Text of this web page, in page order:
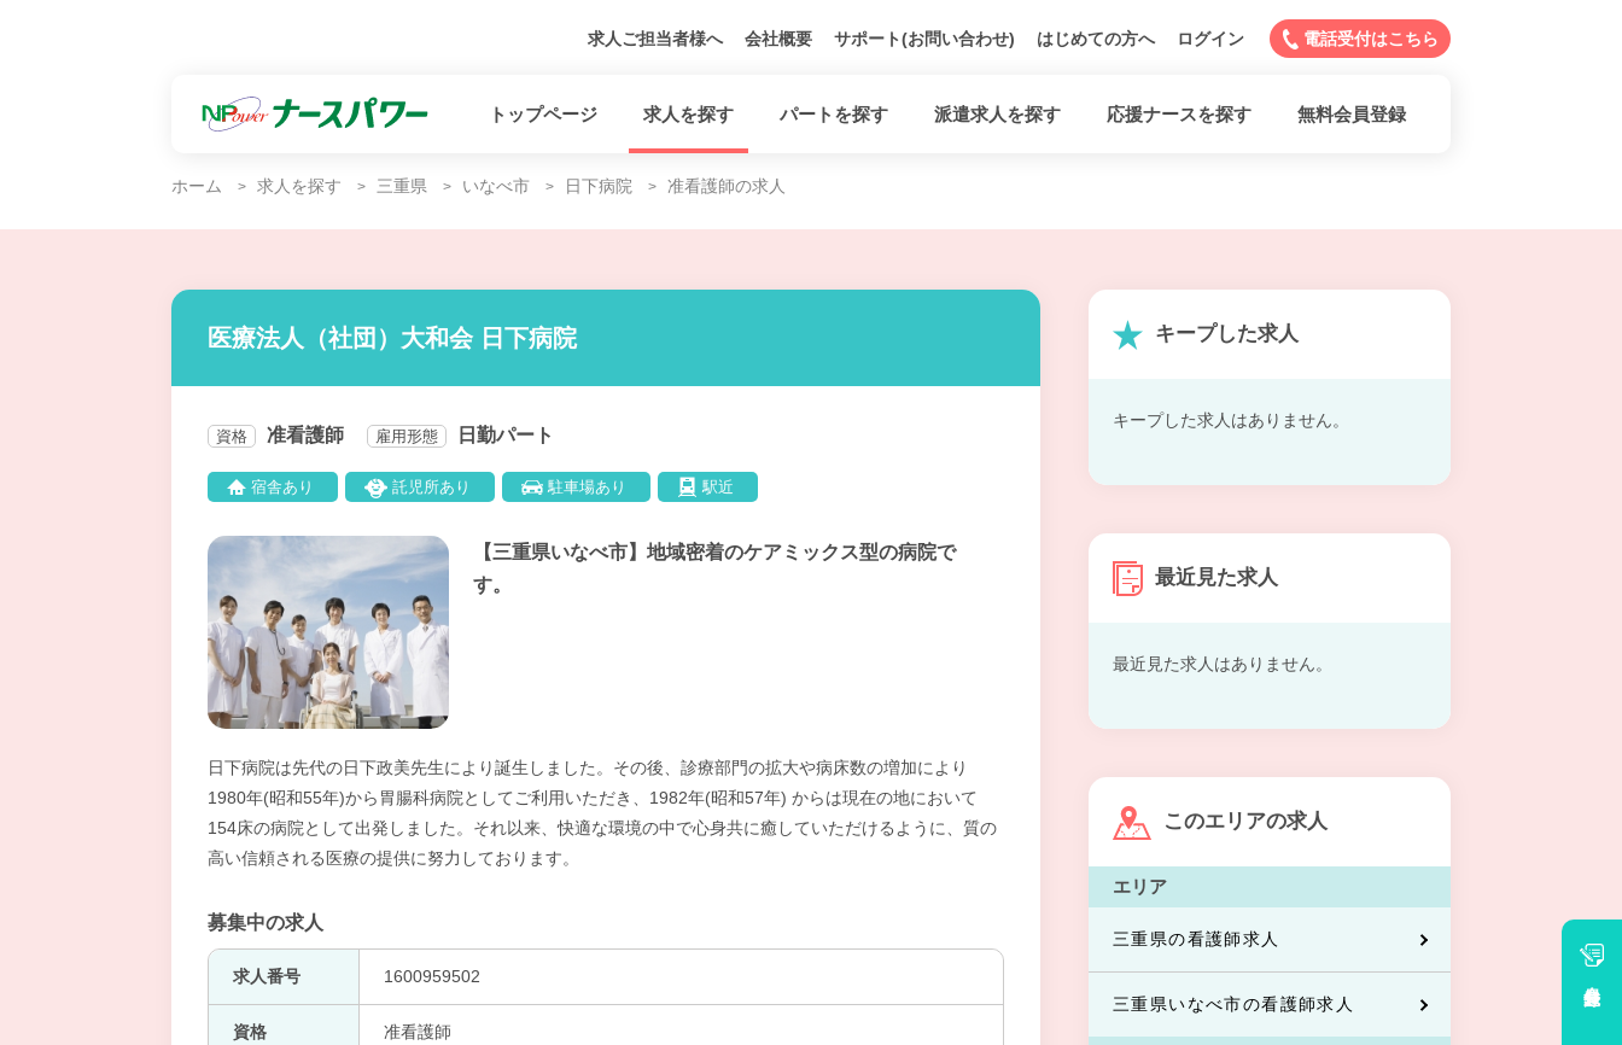
求人ご担当者様へ 会社概要 サポート(お問い合わせ) はじめての方へ ログイン 電話受付はこちら
トップページ 求人を探す パートを探す 派遣求人を探す 応援ナースを探す 無料会員登録
ホーム 求人を探す 三重県 いなべ市 日下病院 准看護師の求人
医療法人（社団）大和会 日下病院
資格 准看護師 雇用形態 日勤パート
宿舎あり 託児所あり 駐車場あり 駅近
【三重県いなべ市】地域密着のケアミックス型の病院で
す。
日下病院は先代の日下政美先生により誕生しました。その後、診療部門の拡大や病床数の増加により
1980年(昭和55年)から胃腸科病院としてご利用いただき、1982年(昭和57年) からは現在の地において
154床の病院として出発しました。それ以来、快適な環境の中で心身共に癒していただけるように、質の
高い信頼される医療の提供に努力しております。
募集中の求人
求人番号 1600959502
資格 准看護師
キープした求人
キープした求人はありません。
最近見た求人
最近見た求人はありません。
このエリアの求人
エリア
三重県の看護師求人
三重県いなべ市の看護師求人